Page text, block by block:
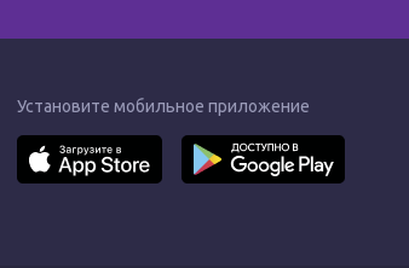
Установите мобильное приложение